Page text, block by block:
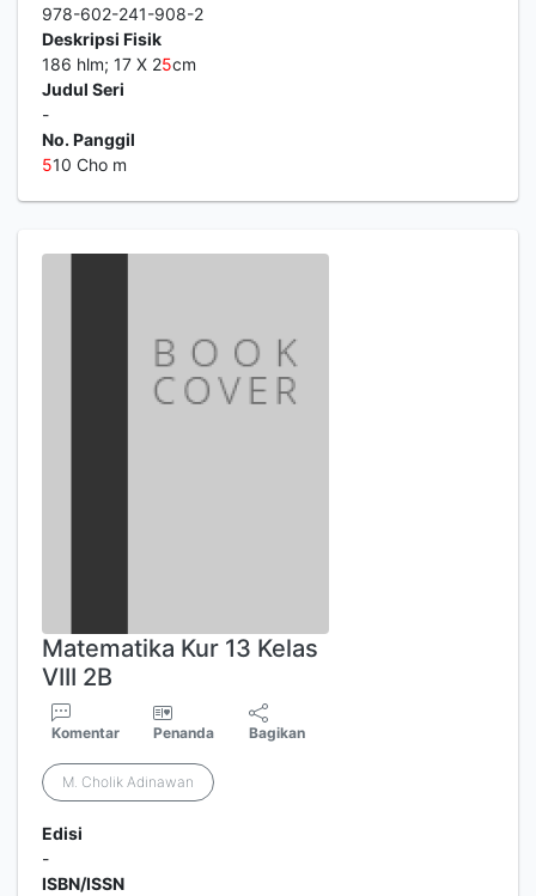
978-602-241-908-2
Deskripsi Fisik
186 hlm; 17 X 25cm
Judul Seri
-
No. Panggil
510 Cho m
Matematika Kur 13 Kelas
VIII 2B
Komentar Penanda Bagikan
M. Cholik Adinawan
Edisi
-
ISBN/ISSN